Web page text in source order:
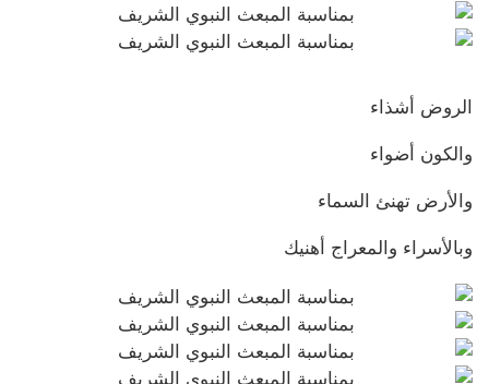
الروض أشذاء
والكون أضواء
والأرض تهنئ السماء
وبالأسراء والمعراج أهنيك